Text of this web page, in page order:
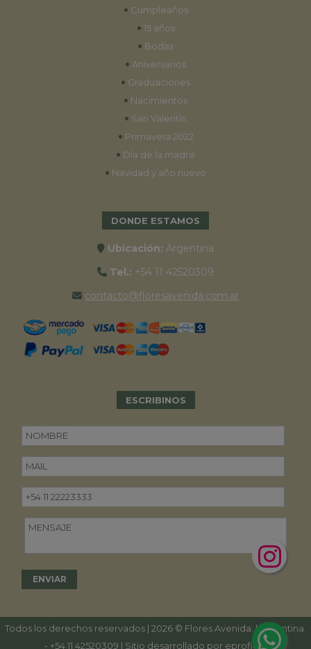
• Cumpleaños
• 15 años
• Bodas
• Aniversarios
• Graduaciones
• Nacimientos
• San Valentín
• Primavera 2022
• Día de la madre
• Navidad y año nuevo
DONDE ESTAMOS
Ubicación: Argentina
Tel.: +54 11 42520309
contacto@floresavenida.com.ar
ESCRIBINOS
Todos los derechos reservados | 2026 © Flores Avenida. | Argentina.
- +54 11 42520309 | Sitio desarrollado por eproficio